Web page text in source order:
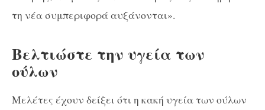
τη νέα συμπεριφορά αυξάνονται».
Βελτιώστε την υγεία των
ούλων
Μελέτες έχουν δείξει ότι η κακή υγεία των ούλων